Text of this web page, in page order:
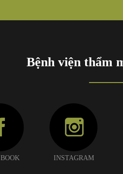
Bệnh viện thẩm
INSTAGRAM